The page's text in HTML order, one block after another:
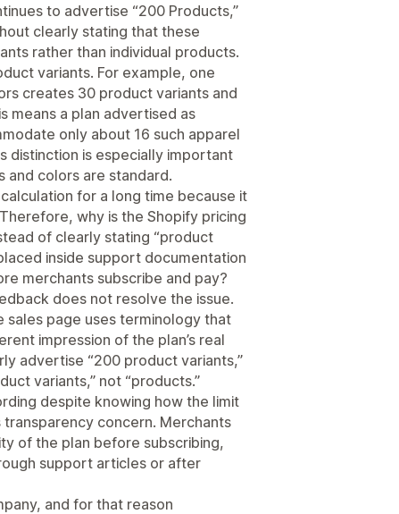
to advertise “200 Products,”
clearly stating that these
rather than individual products.
variants. For example, one
creates 30 product variants and
means a plan advertised as
only about 16 such apparel
distinction is especially important
and colors are standard.
for a long time because it
why is the Shopify pricing
of clearly stating “product
inside support documentation
merchants subscribe and pay?
does not resolve the issue.
sales page uses terminology that
impression of the plan’s real
advertise “200 product variants,”
variants,” not “products.”
despite knowing how the limit
concern. Merchants
of the plan before subscribing,
support articles or after
and for that reason